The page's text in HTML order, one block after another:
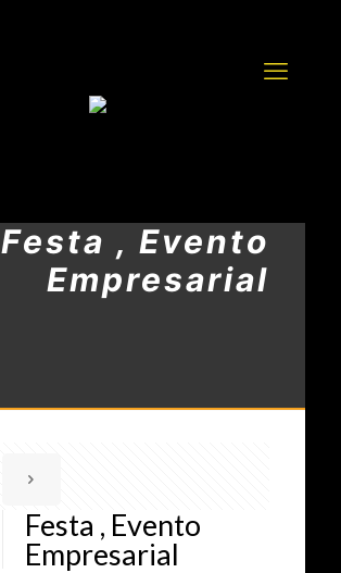
Festa , Evento
Empresarial
Festa , Evento
Empresarial